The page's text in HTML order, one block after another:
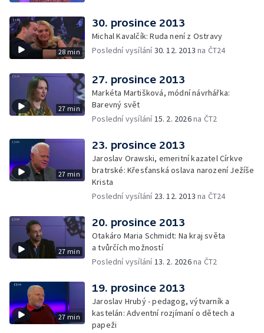
28 min
30. prosince 2013
Michal Kavalčík: Ruda není z Ostravy
Poslední vysílání30. 12. 2013 na ČT24
27 min
27. prosince 2013
Markéta Martišková, módní návrhářka:
Barevný svět
Poslední vysílání15. 2. 2026na ČT2
27 min
23. prosince 2013
Jaroslav Orawski, emeritní kazatel Církve
bratrské: Křesťanská oslava narození Ježíše
Krista
Poslední vysílání 23. 12. 2013 na ČT24
27 min
20. prosince 2013
Otakáro Maria Schmidt: Na kraj světa
a tvůrčích možností
Poslední vysílání13. 2. 2026na ČT2
27 min
19. prosince 2013
Jaroslav Hrubý - pedagog, výtvarník a
kastelán: Adventní rozjímaní o dětech a
papeži